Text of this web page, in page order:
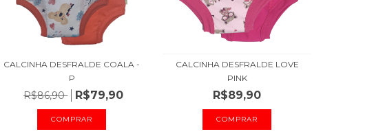
CALCINHA DESFRALDE COALA -
P
R$86,90 R$79,90
COMPRAR
CALCINHA DESFRALDE LOVE
PINK
R$89,90
COMPRAR